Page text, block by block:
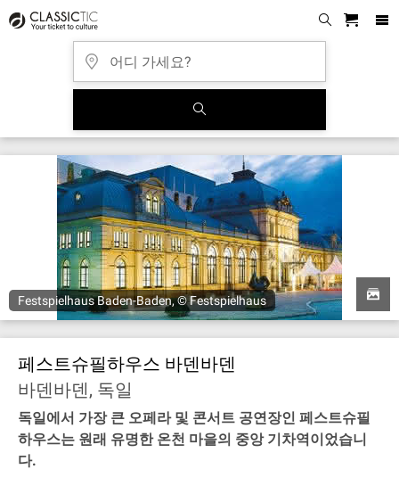
Festspielhaus Baden-Baden, © Festspielhaus
페스트슈필하우스 바덴바덴
바덴바덴, 독일
독일에서 가장 큰 오페라 및 콘서트 공연장인 페스트슈필
하우스는 원래 유명한 온천 마을의 중앙 기차역이었습니
다.